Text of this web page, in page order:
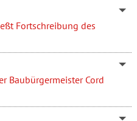
Fortschreibung des
Baubürgermeister Cord